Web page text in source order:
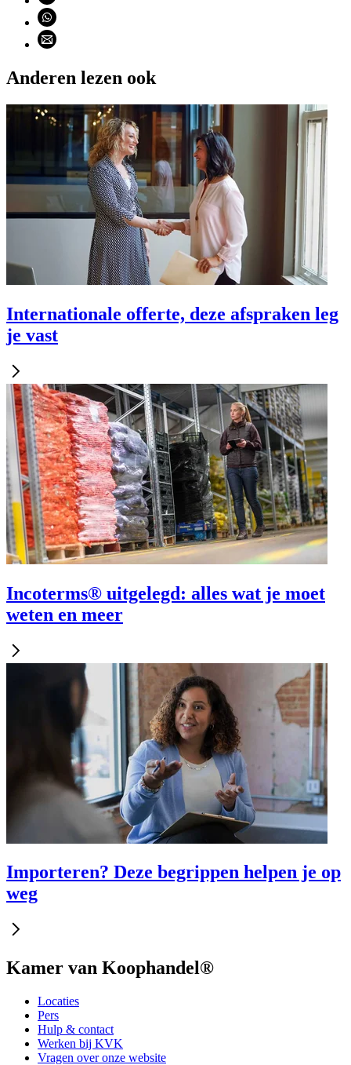
Deel via WhatsApp (opent WhatsApp)
Deel via email (opent email programma)
Anderen lezen ook
Internationale offerte, deze afspraken leg
je vast
Incoterms® uitgelegd: alles wat je moet
weten en meer
Importeren? Deze begrippen helpen je op
weg
Kamer van Koophandel®
Locaties
Pers
Hulp & contact
Werken bij KVK
Vragen over onze website